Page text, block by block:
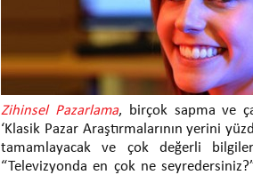
Zihinsel Pazarlama, birçok sapma ve
‘Klasik Pazar Araştırmalarının yerini
tamamlayacak ve çok değerli
“Televizyonda en çok ne